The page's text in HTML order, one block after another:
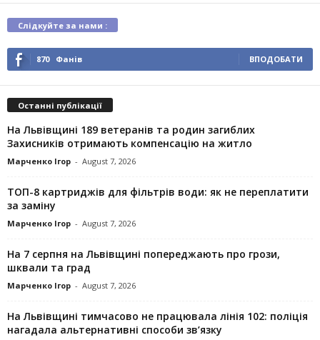
Слідкуйте за нами :
870 Фанів ВПОДОБАТИ
Останні публікації
На Львівщині 189 ветеранів та родин загиблих
Захисників отримають компенсацію на житло
Марченко Ігор - August 7, 2026
ТОП-8 картриджів для фільтрів води: як не переплатити
за заміну
Марченко Ігор - August 7, 2026
На 7 серпня на Львівщині попереджають про грози,
шквали та град
Марченко Ігор - August 7, 2026
На Львівщині тимчасово не працювала лінія 102: поліція
нагадала альтернативні способи зв’язку